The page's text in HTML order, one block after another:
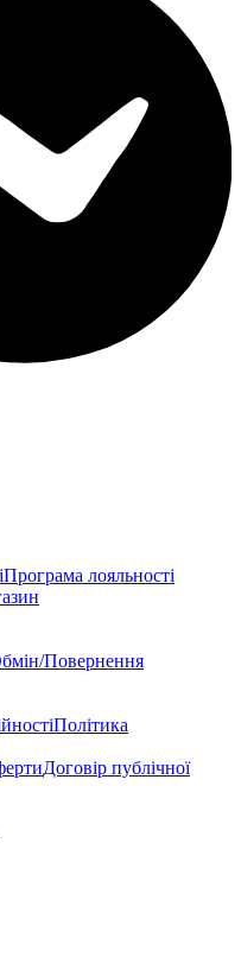
Програма лояльності
Повернення
Політика
Договір публічної